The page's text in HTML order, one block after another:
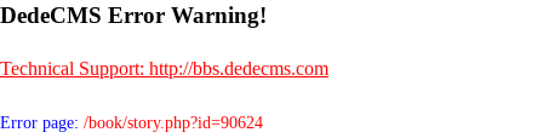
DedeCMS Error Warning!
Technical Support: http://bbs.dedecms.com
Error page: /book/story.php?id=90624